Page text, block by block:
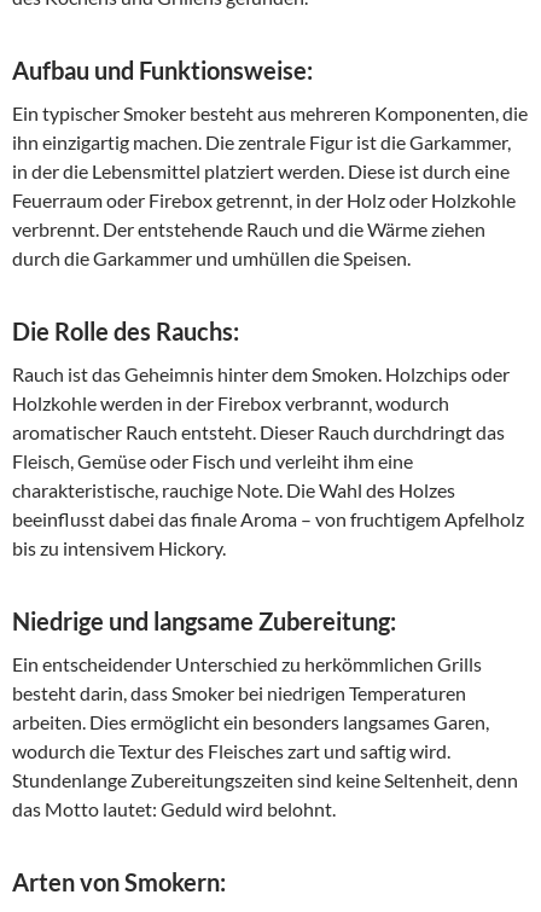
Aufbau und Funktionsweise:
Ein typischer Smoker besteht aus mehreren Komponenten, die
ihn einzigartig machen. Die zentrale Figur ist die Garkammer,
in der die Lebensmittel platziert werden. Diese ist durch eine
Feuerraum oder Firebox getrennt, in der Holz oder Holzkohle
verbrennt. Der entstehende Rauch und die Wärme ziehen
durch die Garkammer und umhüllen die Speisen.
Die Rolle des Rauchs:
Rauch ist das Geheimnis hinter dem Smoken. Holzchips oder
Holzkohle werden in der Firebox verbrannt, wodurch
aromatischer Rauch entsteht. Dieser Rauch durchdringt das
Fleisch, Gemüse oder Fisch und verleiht ihm eine
charakteristische, rauchige Note. Die Wahl des Holzes
beeinflusst dabei das finale Aroma – von fruchtigem Apfelholz
bis zu intensivem Hickory.
Niedrige und langsame Zubereitung:
Ein entscheidender Unterschied zu herkömmlichen Grills
besteht darin, dass Smoker bei niedrigen Temperaturen
arbeiten. Dies ermöglicht ein besonders langsames Garen,
wodurch die Textur des Fleisches zart und saftig wird.
Stundenlange Zubereitungszeiten sind keine Seltenheit, denn
das Motto lautet: Geduld wird belohnt.
Arten von Smokern: